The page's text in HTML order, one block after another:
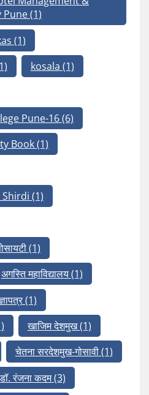
Pune(1)
(1)
kosala (1)
Pune-16(6)
Book(1)
Shirdi (1)
(1)
अगस्ति महाविद्यालय(1)
(1)
खाजिम देशमुख(1)
चेतना सरदेशमुख-गोसावी(1)
रंजना कदम(3)